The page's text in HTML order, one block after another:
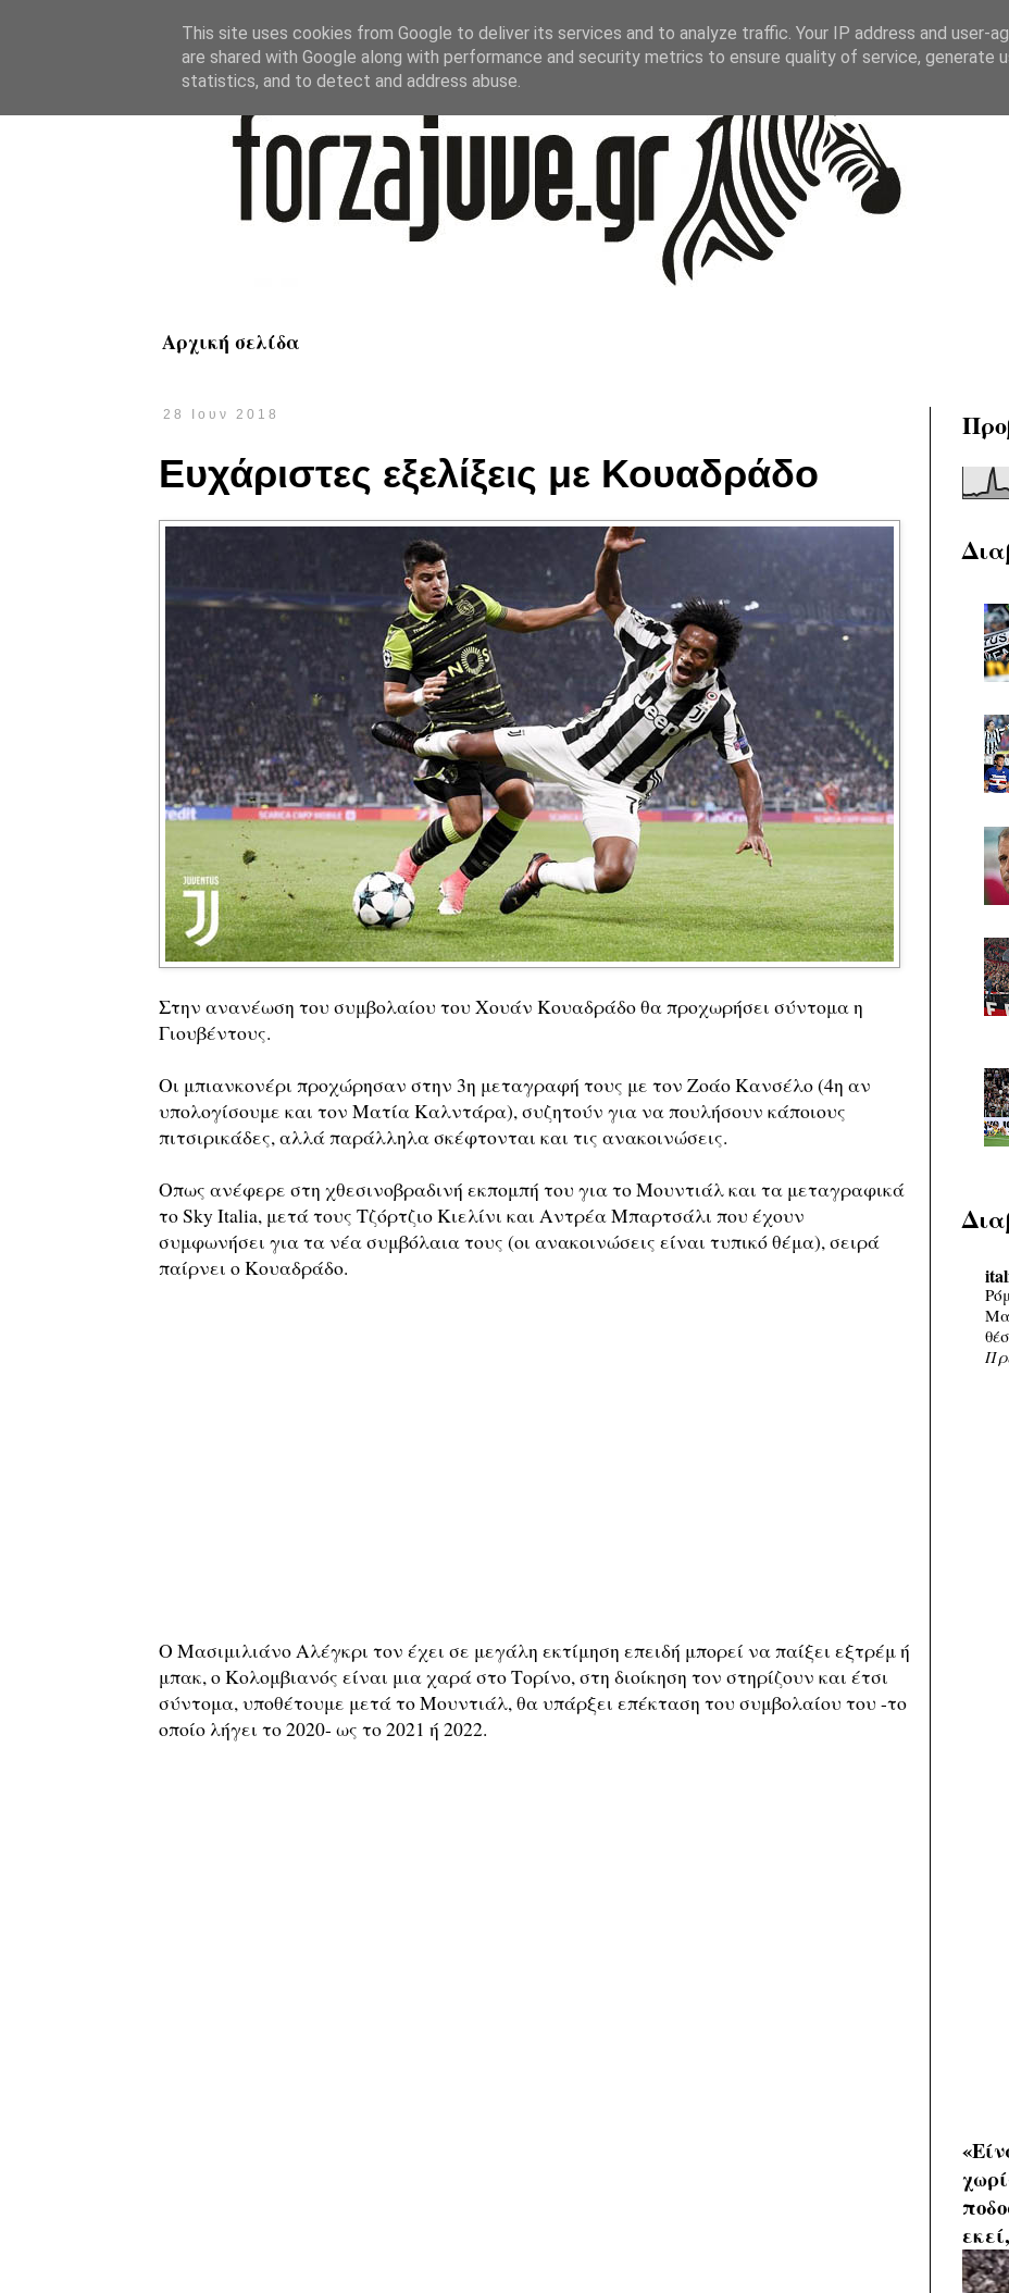
Αρχική σελίδα
28 Ιουν 2018
Ευχάριστες εξελίξεις με Κουαδράδο
Στην ανανέωση του συμβολαίου του Χουάν Κουαδράδο θα προχωρήσει σύντομα η
Γιουβέντους.
Οι μπιανκονέρι προχώρησαν στην 3η μεταγραφή τους με τον Ζοάο Κανσέλο (4η αν
υπολογίσουμε και τον Ματία Καλντάρα), συζητούν για να πουλήσουν κάποιους
πιτσιρικάδες, αλλά παράλληλα σκέφτονται και τις ανακοινώσεις.
Οπως ανέφερε στη χθεσινοβραδινή εκπομπή του για το Μουντιάλ και τα μεταγραφικά
το Sky Italia, μετά τους Τζόρτζιο Κιελίνι και Αντρέα Μπαρτσάλι που έχουν
συμφωνήσει για τα νέα συμβόλαια τους (οι ανακοινώσεις είναι τυπικό θέμα), σειρά
παίρνει ο Κουαδράδο.
Ο Μασιμιλιάνο Αλέγκρι τον έχει σε μεγάλη εκτίμηση επειδή μπορεί να παίξει εξτρέμ ή
μπακ, ο Κολομβιανός είναι μια χαρά στο Τορίνο, στη διοίκηση τον στηρίζουν και έτσι
σύντομα, υποθέτουμε μετά το Μουντιάλ, θα υπάρξει επέκταση του συμβολαίου του -το
οποίο λήγει το 2020- ως το 2021 ή 2022.
This site uses cookies from Google to deliver its services and to analyze traffic. Your IP address and user-
are shared with Google along with performance and security metrics to ensure quality of service, generate
statistics, and to detect and address abuse.